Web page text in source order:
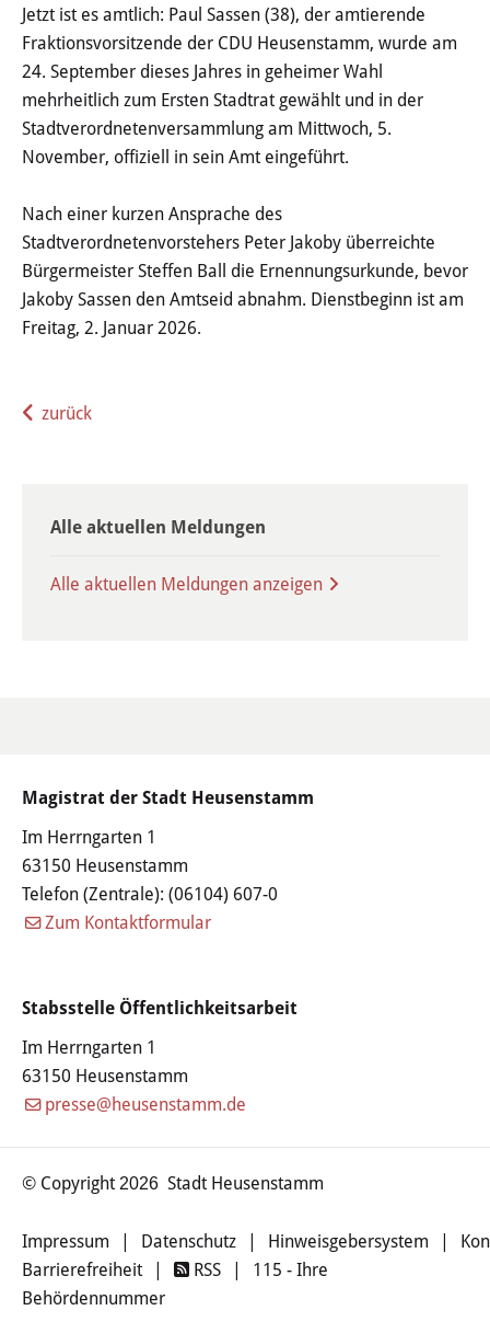
Jetzt ist es amtlich: Paul Sassen (38), der amtierende
Fraktionsvorsitzende der CDU Heusenstamm, wurde am
24. September dieses Jahres in geheimer Wahl
mehrheitlich zum Ersten Stadtrat gewählt und in der
Stadtverordnetenversammlung am Mittwoch, 5.
November, offiziell in sein Amt eingeführt.
Nach einer kurzen Ansprache des
Stadtverordnetenvorstehers Peter Jakoby überreichte
Bürgermeister Steffen Ball die Ernennungsurkunde, bevor
Jakoby Sassen den Amtseid abnahm. Dienstbeginn ist am
Freitag, 2. Januar 2026.
zurück
Alle aktuellen Meldungen
Alle aktuellen Meldungen anzeigen
Magistrat der Stadt Heusenstamm
Im Herrngarten 1
63150 Heusenstamm
Telefon (Zentrale): (06104) 607-0
Zum Kontaktformular
Stabsstelle Öffentlichkeitsarbeit
Im Herrngarten 1
63150 Heusenstamm
presse@heusenstamm.de
© Copyright 2026 Stadt Heusenstamm
Impressum | Datenschutz | Hinweisgebersystem |
Barrierefreiheit
| RSS |
115 - Ihre
Behördennummer
Kinder- und Jugendparlament
Danke für die Anmeldung
Wahlen
Aktuelle Meldungen
Detail
Offenlagen
Videos & Podcasts
Stadtplan
Stadtführungen
Stadtgeschichte
Hessische Apfelwein- und
Obstwiesenroute
Über Heusenstamm
Zahlen, Daten und Fakten
Partnerstädte
LEBEN & WOHNEN